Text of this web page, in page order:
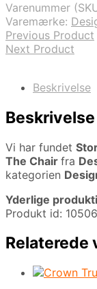
Varenummer
Varemærke:
Previous Product
Next Product
Beskrivelse
Beskrivelse
Vi har fundet
The Chair fra
kategorien
Yderlige
Produkt id: 10506
Relaterede